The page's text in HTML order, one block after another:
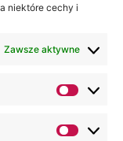
niektóre cechy i
Zawsze aktywne